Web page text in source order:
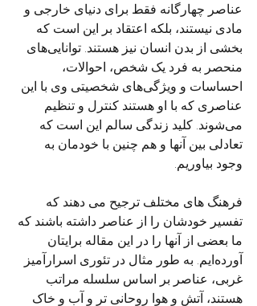
عناصر چهارگانه فقط برای دنیای خارجی و
مادی نیستند، بلکه اعتقاد بر این است که
بخشی از بدن انسان نیز هستند. توانایی‌های
منحصر به فرد یک شخص، احوالات،
احساسات و ویژگی‌های شخصیتی وی با این
عناصری که با او هستند کنترل و تنظیم
می‌شوند. کلید زندگی سالم این است که
تعادلی بین آنها و هم چنین با خودمان به
وجود بیاوریم.
فرهنگ های مختلف ترجیح می دهند که
تفسیر خودشان را از عناصر داشته باشند که
ما بعضی از آنها را در این مقاله برایتان
آورده‌ایم. به طور مثال در تئوری اسرارآمیز
غربی، عناصر بر اساس سلسله مراتب
هستند، آتش و هوا روحانی تر و آب و خاک